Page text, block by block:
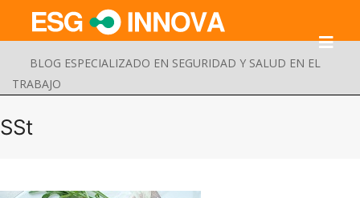
BLOG ESPECIALIZADO EN SEGURIDAD Y SALUD EN EL
TRABAJO
SSt